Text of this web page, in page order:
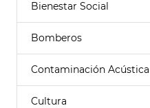
Bienestar Social
Bomberos
Contaminación Acústica
Cultura